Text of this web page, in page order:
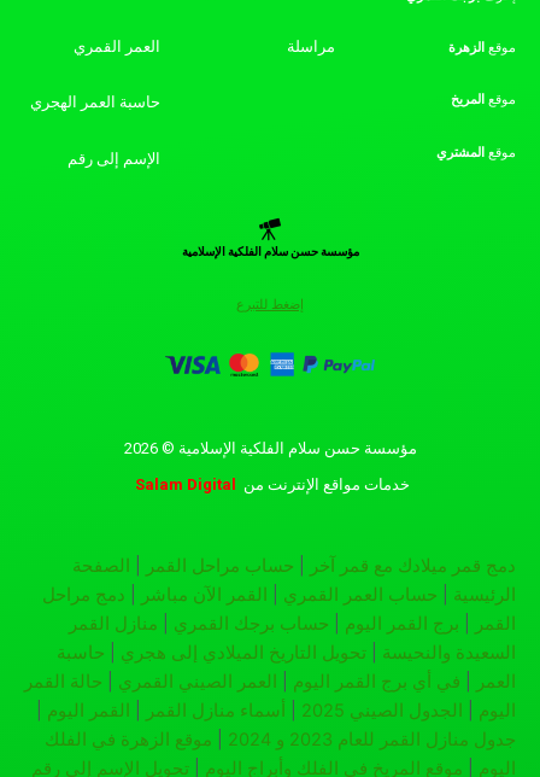
موقع الزهرة
موقع المريخ
موقع المشتري
مراسلة العمر القمري
حاسبة العمر الهجري
الإسم إلى رقم
مؤسسة حسن سلام الفلكية الإسلامية
إضغط للتبرع
مؤسسة حسن سلام الفلكية الإسلامية © 2026
خدمات مواقع الإنترنت من Salam Digital
دمج قمر ميلادك مع قمر آخر حساب مراحل القمر
الصفحة
الرئيسية
حساب العمر القمري القمر الآن مباشر
دمج مراحل
القمر
برج القمر اليوم حساب برجك القمري
منازل القمر
السعيدة والنحيسة
تحويل التاريخ الميلادي إلى هجري
حاسبة
العمر
في أي برج القمر اليوم العمر الصيني القمري
حالة القمر
اليوم
الجدول الصيني 2025 أسماء منازل القمر القمر اليوم
جدول منازل القمر للعام 2023 و 2024
موقع الزهرة في الفلك
اليوم
موقع المريخ في الفلك وأبراج اليوم تحويل الإسم إلى رقم